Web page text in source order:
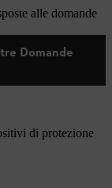
alle domande
Domande
di protezione